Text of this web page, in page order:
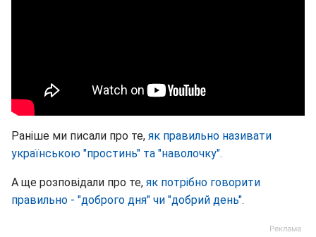
Раніше ми писали про те, як правильно називати
українською "простинь" та "наволочку".
А ще розповідали про те, як потрібно говорити
правильно - "доброго дня" чи "добрий день".